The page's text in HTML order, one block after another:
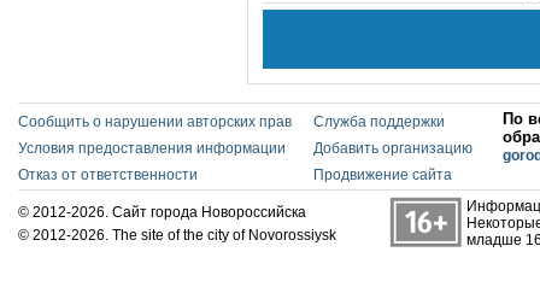
Сообщить о нарушении авторских прав
Условия предоставления информации
Отказ от ответственности
Служба поддержки
Добавить организацию
Продвижение сайта
По
© 2012-2026. Сайт города Новороссийска
© 2012-2026. The site of the city of Novorossiysk
младше